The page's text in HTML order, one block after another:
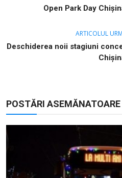
Open Park Day
ARTICOLUL
Deschiderea noii stagiuni
POSTĂRI ASEMĂNATOARE